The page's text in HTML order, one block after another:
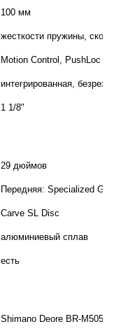
100 мм
жесткости пружины,
Motion Control, PushLoc
интегрированная,
1 1/8"
29 дюймов
Передняя: Specialized
Carve SL Disc
алюминиевый сплав
есть
Shimano Deore BR-M505,